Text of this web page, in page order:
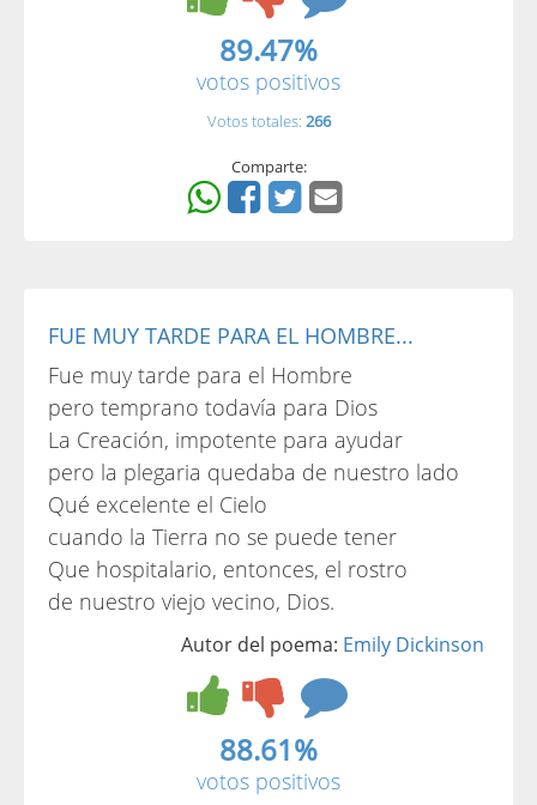
89.47%
votos positivos
Votos totales: 266
Comparte:
FUE MUY TARDE PARA EL HOMBRE...
Fue muy tarde para el Hombre
pero temprano todavía para Dios
La Creación, impotente para ayudar
pero la plegaria quedaba de nuestro lado
Qué excelente el Cielo
cuando la Tierra no se puede tener
Que hospitalario, entonces, el rostro
de nuestro viejo vecino, Dios.
Autor del poema: Emily Dickinson
88.61%
votos positivos